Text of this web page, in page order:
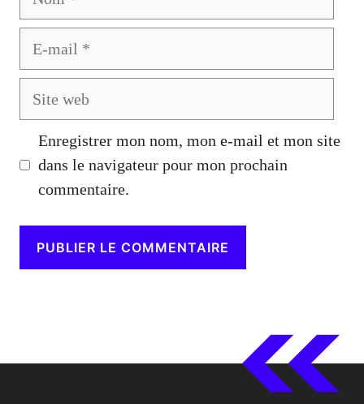
Enregistrer mon nom, mon e-mail et mon site
dans le navigateur pour mon prochain
commentaire.